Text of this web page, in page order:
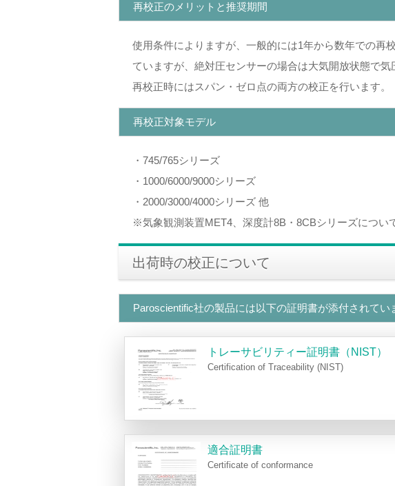
再校正のメリットと推奨期間
使用条件によりますが、一般的には1年から数年での再
ていますが、絶対圧センサーの場合は大気開放状態で
再校正時にはスパン・ゼロ点の両方の校正を行います。
再校正対象モデル
・745/765シリーズ
・1000/6000/9000シリーズ
・2000/3000/4000シリーズ 他
※気象観測装置MET4、深度計8B・8CBシリーズについ
出荷時の校正について
Paroscientific社の製品には以下の証明書が添付されてい
トレーサビリティー証明書（NIST）
Certification of Traceability (NIST)
適合証明書
Certificate of conformance